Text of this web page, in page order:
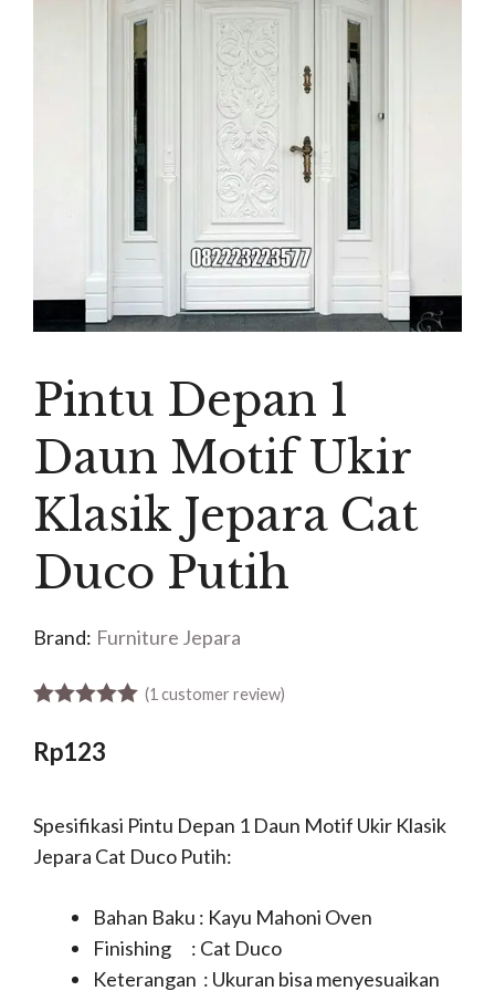
Pintu Depan 1
Daun Motif Ukir
Klasik Jepara Cat
Duco Putih
Brand: Furniture Jepara
(1customer review)
Rp123
Spesifikasi Pintu Depan 1 Daun Motif Ukir Klasik
Jepara Cat Duco Putih:
Bahan Baku : Kayu Mahoni Oven
Finishing : Cat Duco
Keterangan : Ukuran bisa menyesuaikan